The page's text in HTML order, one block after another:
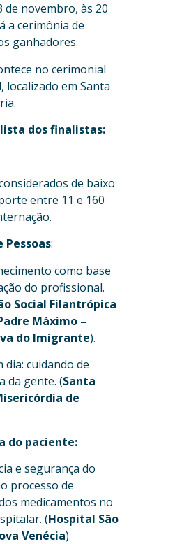
de novembro, às 20
a cerimônia de
ganhadores.
no cerimonial
localizado em Santa
dos finalistas:
de baixo
entre 11 e 160
Pessoas:
como base
do profissional.
Social Filantrópica
Máximo –
do Imigrante).
dia: cuidando de
da gente. (Santa
de
do paciente:
e segurança do
processo de
medicamentos no
(Hospital São
Venécia)